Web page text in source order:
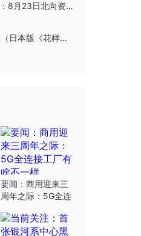
日出东方（603366）：8月23日北向资金减持108.85万股
花样少年少女日剧演员（日本版《花样少年少女》各位演员的名字）
要闻：商用迎来三
周年之际：5G全连